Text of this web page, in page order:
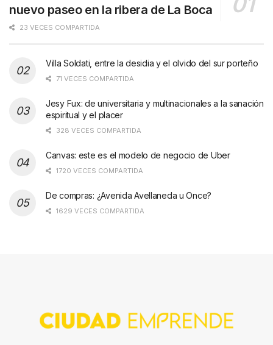
nuevo paseo en la ribera de La Boca
23 VECES COMPARTIDA
Villa Soldati, entre la desidia y el olvido del sur porteño
71 VECES COMPARTIDA
Jesy Fux: de universitaria y multinacionales a la sanación
espiritual y el placer
328 VECES COMPARTIDA
Canvas: este es el modelo de negocio de Uber
1720 VECES COMPARTIDA
De compras: ¿Avenida Avellaneda u Once?
1629 VECES COMPARTIDA